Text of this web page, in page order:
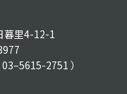
暮里4-12-1
2751 ）